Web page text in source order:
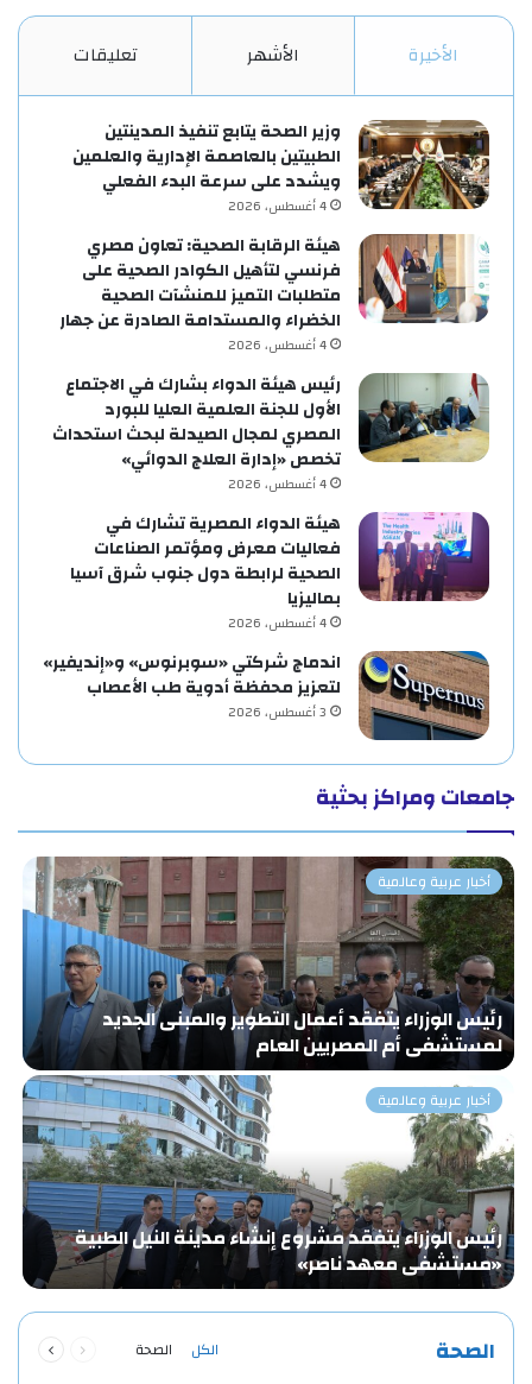
الأخيرة الأشهر تعليقات
وزير الصحة يتابع تنفيذ المدينتين
الطبيتين بالعاصمة الإدارية والعلمين
ويشدد على سرعة البدء الفعلي
4 أغسطس، 2026
هيئة الرقابة الصحية: تعاون مصري
فرنسي لتأهيل الكوادر الصحية على
متطلبات التميز للمنشآت الصحية
الخضراء والمستدامة الصادرة عن جهار
4 أغسطس، 2026
رئيس هيئة الدواء بشارك في الاجتماع
الأول للجنة العلمية العليا للبورد
المصري لمجال الصيدلة لبحث استحداث
تخصص «إدارة العلاج الدوائي»
4 أغسطس، 2026
هيئة الدواء المصرية تشارك في
فعاليات معرض ومؤتمر الصناعات
الصحية لرابطة دول جنوب شرق آسيا
بماليزيا
4 أغسطس، 2026
اندماج شركتي «سوبرنوس» و«إنديفير»
لتعزيز محفظة أدوية طب الأعصاب
3 أغسطس، 2026
جامعات ومراكز بحثية
أخبار عربية وعالمية
رئيس الوزراء يتفقد أعمال التطوير والمبنى الجديد
لمستشفى أم المصريين العام
أخبار عربية وعالمية
رئيس الوزراء يتفقد مشروع إنشاء مدينة النيل الطبية
«مستشفى معهد ناصر»
الصحة الكل الصحة الصفحةالصفحة